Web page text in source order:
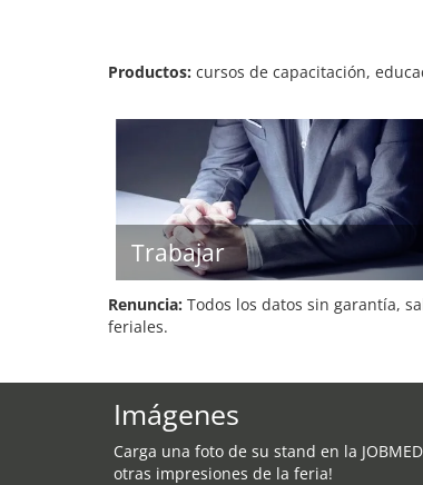
Productos: cursos de capacitación,
Trabajar
Renuncia: Todos los datos sin garantía,
feriales.
Imágenes
Carga una foto de su stand en la
otras impresiones de la feria!